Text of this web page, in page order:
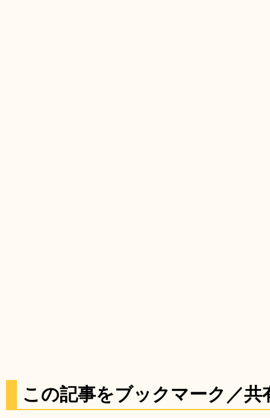
この記事をブックマーク／共